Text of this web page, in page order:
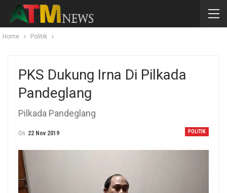
Home Politik
PKS Dukung Irna Di Pilkada
Pandeglang
Pilkada Pandeglang
POLITIK
On 22 Nov 2019